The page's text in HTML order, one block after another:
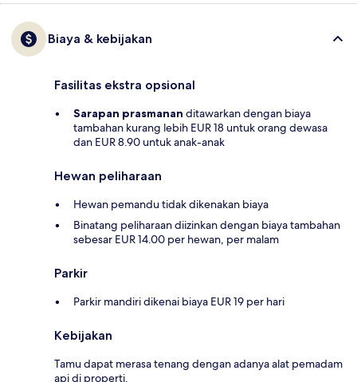
Biaya & kebijakan
Fasilitas ekstra opsional
Sarapan prasmanan ditawarkan dengan biaya
tambahan kurang lebih EUR 18 untuk orang dewasa
dan EUR 8.90 untuk anak-anak
Hewan peliharaan
Hewan pemandu tidak dikenakan biaya
Binatang peliharaan diizinkan dengan biaya tambahan
sebesar EUR 14.00 per hewan, per malam
Parkir
Parkir mandiri dikenai biaya EUR 19 per hari
Kebijakan
Tamu dapat merasa tenang dengan adanya alat pemadam
api di properti.